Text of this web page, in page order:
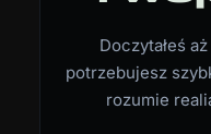
Doczytałeś
potrzebujesz
rozumie